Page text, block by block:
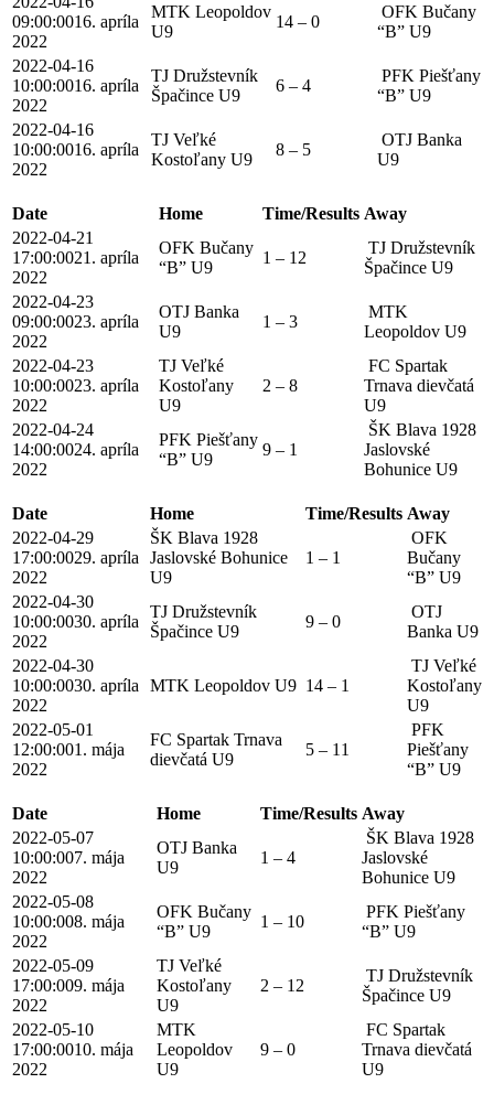
09:00:0016. apríla
2022
MTK Leopoldov
U9
14 – 0
OFK Bučany
“B” U9
2022-04-16
10:00:0016. apríla
2022
TJ Družstevník
Špačince U9
6 – 4
PFK Piešťany
“B” U9
2022-04-16
10:00:0016. apríla
2022
TJ Veľké
Kostoľany U9
8 – 5
OTJ Banka
U9
Date Home Time/Results Away
2022-04-21
17:00:0021. apríla
2022
OFK Bučany
“B” U9
1 – 12
TJ Družstevník
Špačince U9
2022-04-23
09:00:0023. apríla
2022
OTJ Banka
U9
1 – 3
MTK
Leopoldov U9
2022-04-23
10:00:0023. apríla
2022
TJ Veľké
Kostoľany
U9
2 – 8
FC Spartak
Trnava dievčatá
U9
2022-04-24
14:00:0024. apríla
2022
PFK Piešťany
“B” U9
9 – 1
ŠK Blava 1928
Jaslovské
Bohunice U9
Date Home Time/Results Away
2022-04-29
17:00:0029. apríla
2022
ŠK Blava 1928
Jaslovské Bohunice
U9
1 – 1
OFK
Bučany
“B” U9
2022-04-30
10:00:0030. apríla
2022
TJ Družstevník
Špačince U9
9 – 0
OTJ
Banka U9
2022-04-30
10:00:0030. apríla
2022
MTK Leopoldov U9 14 – 1
TJ Veľké
Kostoľany
U9
2022-05-01
12:00:001. mája
2022
FC Spartak Trnava
dievčatá U9
5 – 11
PFK
Piešťany
“B” U9
Date Home Time/Results Away
2022-05-07
10:00:007. mája
2022
OTJ Banka
U9
1 – 4
ŠK Blava 1928
Jaslovské
Bohunice U9
2022-05-08
10:00:008. mája
2022
OFK Bučany
“B” U9
1 – 10
PFK Piešťany
“B” U9
2022-05-09
17:00:009. mája
2022
TJ Veľké
Kostoľany
U9
2 – 12
TJ Družstevník
Špačince U9
2022-05-10
17:00:0010. mája
2022
MTK
Leopoldov
U9
9 – 0
FC Spartak
Trnava dievčatá
U9